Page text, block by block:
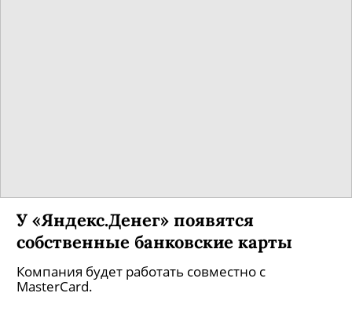
У «Яндекс.Денег» появятся
собственные банковские карты
Компания будет работать совместно с
MasterCard.